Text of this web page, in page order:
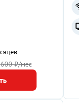
600 ₽/мес